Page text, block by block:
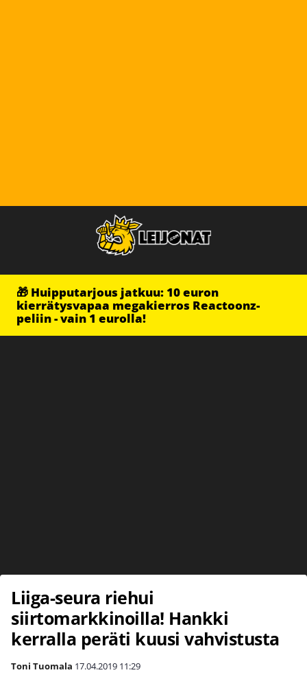
🎁 Huipputarjous jatkuu: 10 euron
kierrätysvapaa megakierros Reactoonz-
peliin - vain 1 eurolla!
Liiga-seura riehui
siirtomarkkinoilla! Hankki
kerralla peräti kuusi vahvistusta
Toni Tuomala 17.04.2019 11:29